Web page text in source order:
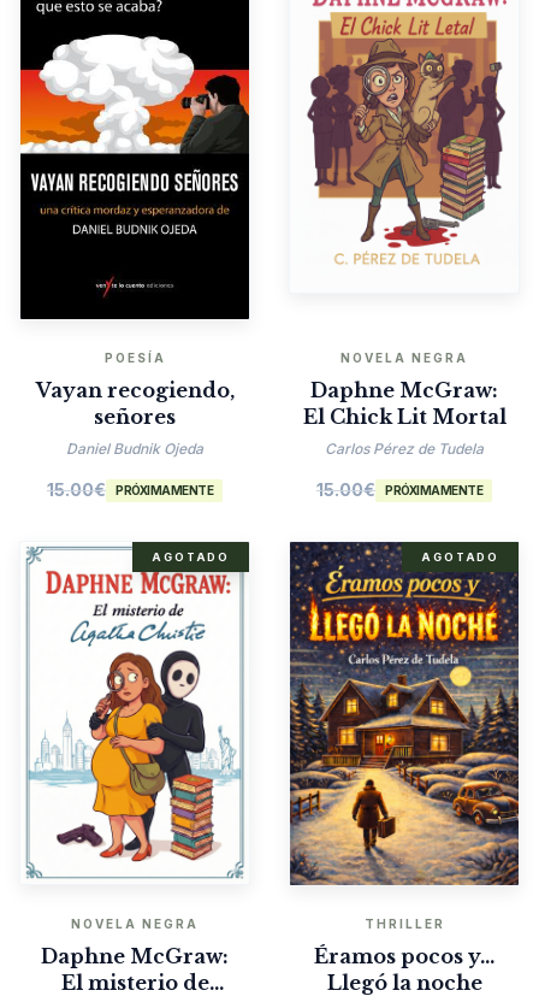
POESÍA
Vayan recogiendo,
señores
Daniel Budnik Ojeda
15.00€ PRÓXIMAMENTE
NOVELA NEGRA
Daphne McGraw:
El Chick Lit Mortal
Carlos Pérez de Tudela
15.00€ PRÓXIMAMENTE
AGOTADO
NOVELA NEGRA
Daphne McGraw:
El misterio de
AGOTADO
THRILLER
Éramos pocos y…
Llegó la noche